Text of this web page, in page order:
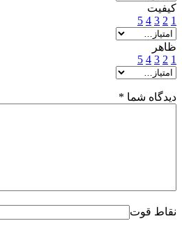
کیفیت
1
2
3
4
5
ظاهر
1
2
3
4
5
دیدگاه شما *
نقاط قوت